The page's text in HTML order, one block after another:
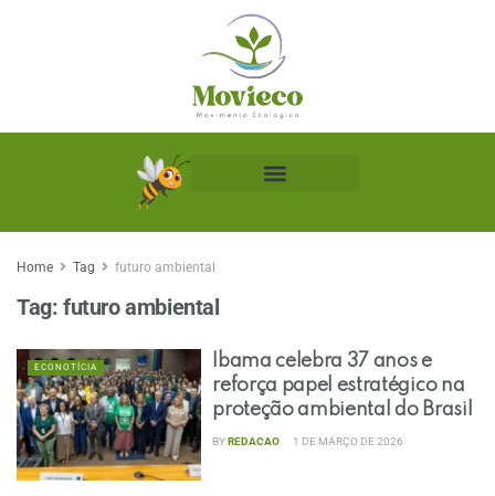
Home Tag futuro ambiental
Tag: futuro ambiental
ECONOTÍCIA
Ibama celebra 37 anos e
reforça papel estratégico na
proteção ambiental do Brasil
BYREDACAO 1 DE MARÇO DE 2026